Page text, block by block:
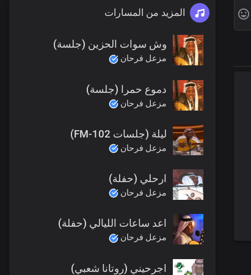
المزيد من المسارات
وش سوات الحزين (جلسة)
مزعل فرحان
دموع حمرا (جلسة)
مزعل فرحان
ليلة (جلسات FM-102)
مزعل فرحان
ارحلي (حفلة)
مزعل فرحان
اعد ساعات الليالي (حفلة)
مزعل فرحان
اجرحيني (روتانا شعبي)